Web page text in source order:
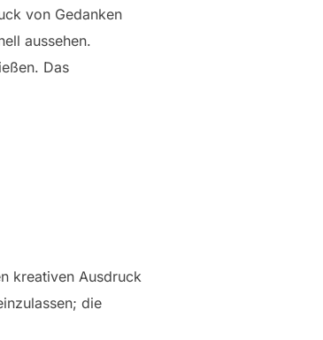
von Gedanken
aussehen.
Das
kreativen Ausdruck
die